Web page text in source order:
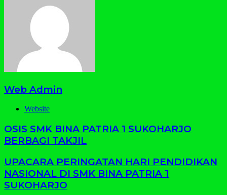
Web Admin
Website
OSIS SMK BINA PATRIA 1 SUKOHARJO
BERBAGI TAKJIL
UPACARA PERINGATAN HARI PENDIDIKAN
NASIONAL DI SMK BINA PATRIA 1
SUKOHARJO